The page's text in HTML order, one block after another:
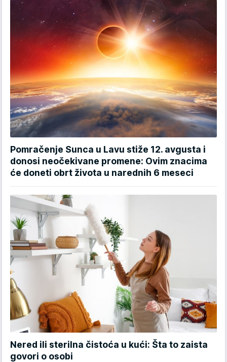
Pomračenje Sunca u Lavu stiže 12. avgusta i
donosi neočekivane promene: Ovim znacima
će doneti obrt života u narednih 6 meseci
Nered ili sterilna čistoća u kući: Šta to zaista
govori o osobi